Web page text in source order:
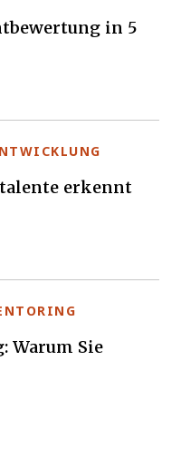
in 5
erkennt
Warum Sie